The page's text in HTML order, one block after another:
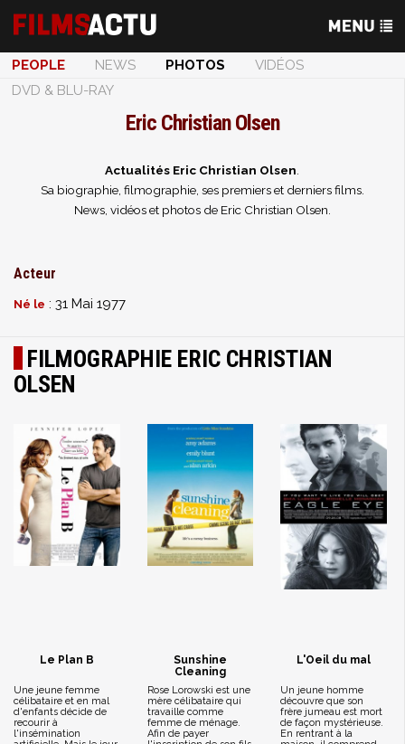
PEOPLE NEWS PHOTOS
VIDÉOS
DVD & BLU-RAY
Eric Christian Olsen
Actualités Eric Christian Olsen
Sa biographie, filmographie, ses premiers et derniers films.
News, vidéos et photos de Eric Christian Olsen.
Acteur
Né le : 31 Mai 1977
FILMOGRAPHIE ERIC CHRISTIAN
OLSEN
Le Plan B
Une jeune femme
célibataire et en mal
d'enfants décide de
recourir à
l'insémination
Sunshine
Cleaning
Rose Lorowski est une
mère célibataire qui
travaille comme
femme de ménage.
Afin de payer
L'Oeil du mal
Un jeune homme
découvre que son
frère jumeau est mort
de façon mystérieuse.
En rentrant à la